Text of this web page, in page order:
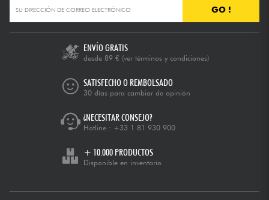
GO !
ENVÍO GRATIS
desde 89 € (ver términos y condiciones)
SATISFECHO O REMBOLSADO
30 días para cambiar de opinión
¿NECESITAR CONSEJO?
Hotline : +33 1 81 930 900
+ 10.000 PRODUCTOS
Disponible en inventario